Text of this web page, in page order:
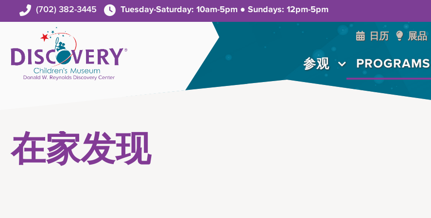
(702) 382-3445 Tuesday-Saturday: 10am-5pm ● Sundays: 12pm-5pm
日历 展品
参观 PROGRAMS
在家发现